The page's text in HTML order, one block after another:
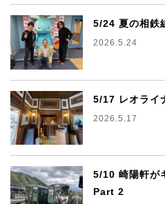
5/24 夏の相鉄
2026.5.24
5/17 レオライ
2026.5.17
5/10 崎陽軒が
Part 2